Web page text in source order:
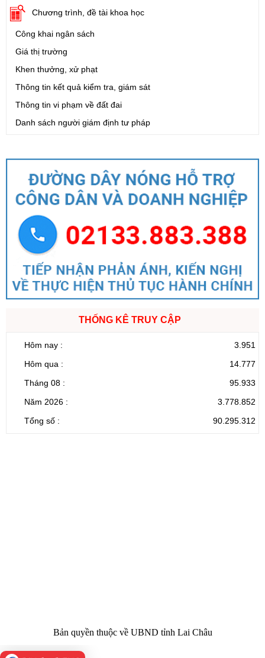
Chương trình, đề tài khoa học
Công khai ngân sách
Giá thị trường
Khen thưởng, xử phạt
Thông tin kết quả kiểm tra, giám sát
Thông tin vi phạm về đất đai
Danh sách người giám định tư pháp
THỐNG KÊ TRUY CẬP
Hôm nay :
3.951
Hôm qua :
14.777
Tháng 08 :
95.933
Năm 2026 :
3.778.852
Tổng số :
90.295.312
Bản quyền thuộc về UBND tỉnh Lai Châu